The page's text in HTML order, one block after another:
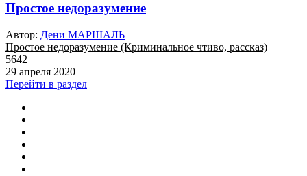
Простое недоразумение
Автор: Дени МАРШАЛЬ
Простое недоразумение (Криминальное чтиво, рассказ)
5642
29 апреля 2020
Перейти в раздел